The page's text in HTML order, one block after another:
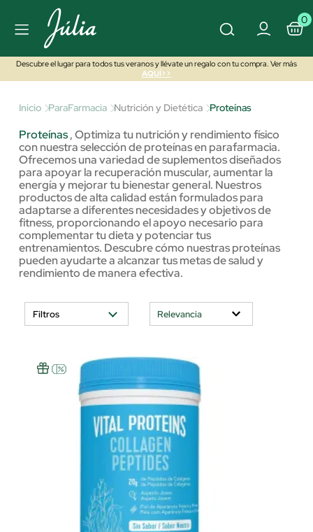
0
Descubre el lugar para todos tus veranos y llévate un regalo con tu compra. Ver más
AQUÍ>>
Inicio ParaFarmacia Nutrición y Dietética Proteínas
Proteínas,Optimiza tu nutrición y rendimiento físico
con nuestra selección de proteínas en parafarmacia.
Ofrecemos una variedad de suplementos diseñados
para apoyar la recuperación muscular, aumentar la
energía y mejorar tu bienestar general. Nuestros
productos de alta calidad están formulados para
adaptarse a diferentes necesidades y objetivos de
fitness, proporcionando el apoyo necesario para
complementar tu dieta y potenciar tus
entrenamientos. Descubre cómo nuestras proteínas
pueden ayudarte a alcanzar tus metas de salud y
rendimiento de manera efectiva.
Filtros